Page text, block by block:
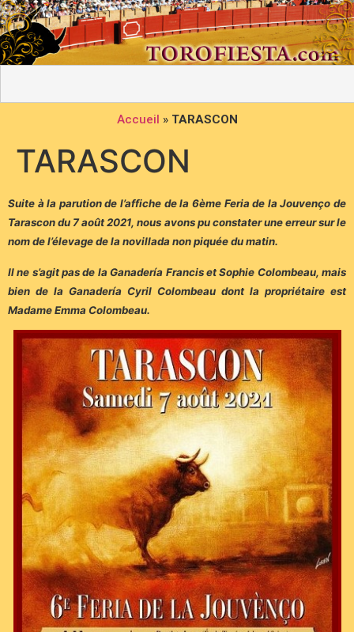
Accueil » TARASCON
TARASCON
Suite à la parution de l’affiche de la 6ème Feria de la Jouvenço de
Tarascon du 7 août 2021, nous avons pu constater une erreur sur le
nom de l’élevage de la novillada non piquée du matin.
Il ne s’agit pas de la Ganadería Francis et Sophie Colombeau, mais
bien de la Ganadería Cyril Colombeau dont la propriétaire est
Madame Emma Colombeau.